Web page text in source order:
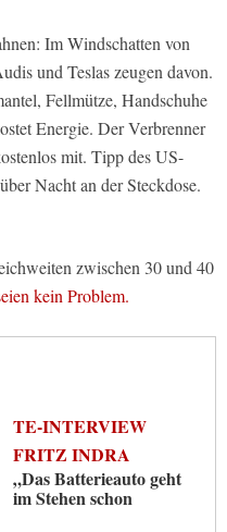
Im Windschatten von
und Teslas zeugen davon.
Fellmütze, Handschuhe
Energie. Der Verbrenner
mit. Tipp des US-
Nacht an der Steckdose.
zwischen 30 und 40
kein Problem.
TE-INTERVIEW
FRITZ INDRA
„Das Batterieauto geht
im Stehen schon